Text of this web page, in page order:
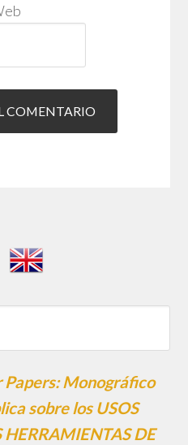
Papers: Monográfico
sobre los USOS
HERRAMIENTAS DE